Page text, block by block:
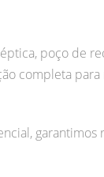
poço de
completa para
garantimos